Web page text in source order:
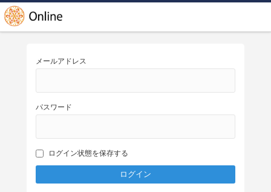
メールアドレス
パスワード
ログイン状態を保存する